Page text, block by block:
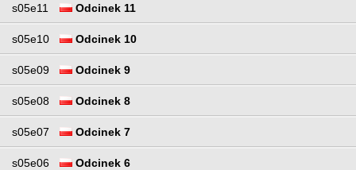
s05e11 Odcinek 11
s05e10 Odcinek 10
s05e09 Odcinek 9
s05e08 Odcinek 8
s05e07 Odcinek 7
s05e06 Odcinek 6